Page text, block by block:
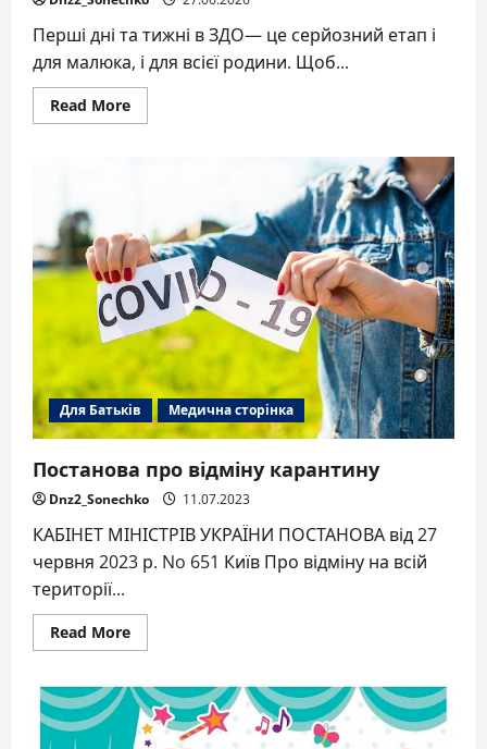
Перші дні та тижні в ЗДО— це серйозний етап і
для малюка, і для всієї родини. Щоб...
Read MoreRead
more
час
адаптації
дитини
до
закладу
дошкільної
освіти.
Для Батьків Медична сторінка
Постанова про відміну карантину
Dnz2_Sonechko 11.07.2023
КАБІНЕТ МІНІСТРІВ УКРАЇНИ ПОСТАНОВА від 27
червня 2023 р. No 651 Київ Про відміну на всій
території...
Read MoreRead
more
про
відміну
карантину